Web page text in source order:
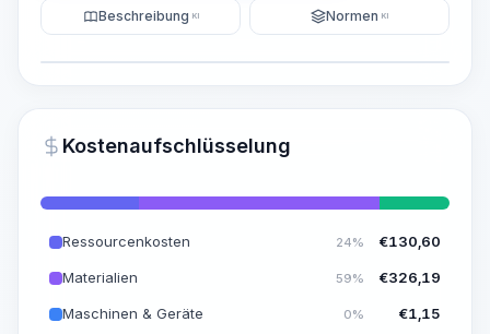
~15-30 Sek.
Beschreibung KI Normen KI
Kostenaufschlüsselung
Ressourcenkosten 24% €130,60
Materialien 59% €326,19
Maschinen & Geräte 0% €1,15